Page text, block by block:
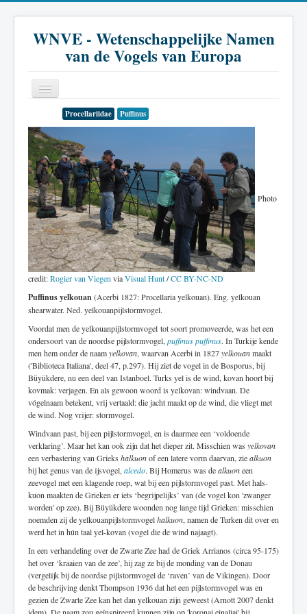
WNVE - Wetenschappelijke Namen
van de Vogels van Europa
Inleiding
Soort
Genus
Familie
Historie
Literatuur
Procellariidae Puffinus
Photo
credit:Rogier van Viegen viaVisual Hunt/CC BY-NC-ND
Puffinus yelkouan(Acerbi 1827: Procellaria yelkouan). Eng. yelkouan
shearwater. Ned. yelkouanpijlstormvogel.
Voordat men de yelkouanpijlstormvogel tot soort promoveerde, was het een
ondersoort van de noordse pijlstormvogel, puffinus puffinus. In Turkije kende
men hem onder de naamyelkovan, waarvan Acerbi in 1827yelkouanmaakt
('Biblioteca Italiana', deel 47, p.297). Hij ziet de vogel in de Bosporus, bij
Büyükdere, nu een deel van Istanboel. Turks yel is de wind, kovan hoort bij
kovmak: verjagen. En als gewoon woord is yelkovan: windvaan. De
vógelnaam betekent, vrij vertaald: die jacht maakt op de wind, die vliegt met
de wind. Nog vrijer: stormvogel.
Windvaan past, bij een pijlstormvogel, en is daarmee een ‘voldoende
verklaring’. Maar het kan ook zijn dat het dieper zit. Misschien was yelkovan
een verbastering van Grieks halkuonof een latere vorm daarvan, ziealkuon
bij het genus van de ijsvogel, alcedo. Bij Homerus was dealkuoneen
zeevogel met een klagende roep, wat bij een pijlstormvogel past. Met hals-
kuon maakten de Grieken er iets ‘begrijpelijks’ van (de vogel kon 'zwanger
worden' op zee). Bij Büyükdere woonden nog lange tijd Grieken: misschien
noemden zij de yelkouanpijlstormvogelhalkuon, namen de Turken dit over en
werd het in hún taal yel-kovan (vogel die de wind najaagt).
In een verhandeling over de Zwarte Zee had de Griek Arrianos (circa 95-175)
het over ‘kraaien van de zee’, hij zag ze bij de monding van de Donau
(vergelijk bij de noordse pijlstormvogel de ‘raven’ van de Vikingen). Door
de beschrijving denkt Thompson 1936 dat het een pijlstormvogel was en
gezien de Zwarte Zee kan het dan yelkouan zijn geweest (Arnott 2007 denkt
idem). De naam zou geïnspireerd kunnen zijn op 'koronai einaliai' bij